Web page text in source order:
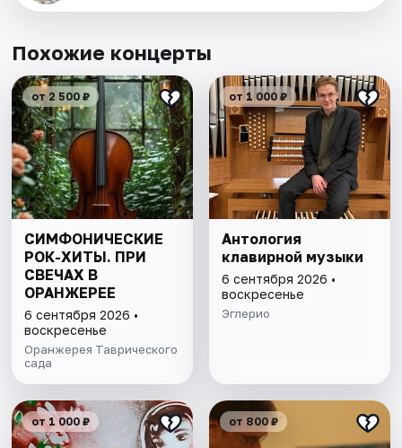
Похожие концерты
от 2 500 ₽
СИМФОНИЧЕСКИЕ
РОК-ХИТЫ. ПРИ
СВЕЧАХ В
ОРАНЖЕРЕЕ
6 сентября 2026 •
воскресенье
Оранжерея Таврического
сада
от 1 000 ₽
Антология
клавирной музыки
6 сентября 2026 •
воскресенье
Эглерио
от 1 000 ₽ от 800 ₽